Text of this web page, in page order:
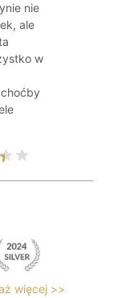
nie
ale
w
więcej >>